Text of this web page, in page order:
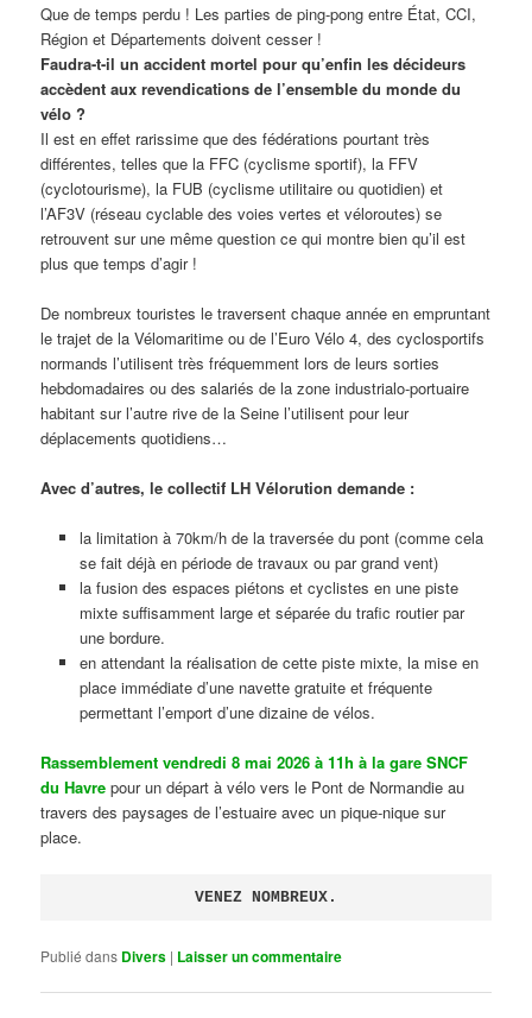
Que de temps perdu ! Les parties de ping-pong entre État, CCI,
Région et Départements doivent cesser !
Faudra-t-il un accident mortel pour qu’enfin les décideurs
accèdent aux revendications de l’ensemble du monde du
vélo ?
Il est en effet rarissime que des fédérations pourtant très
différentes, telles que la FFC (cyclisme sportif), la FFV
(cyclotourisme), la FUB (cyclisme utilitaire ou quotidien) et
l’AF3V (réseau cyclable des voies vertes et véloroutes) se
retrouvent sur une même question ce qui montre bien qu’il est
plus que temps d’agir !
De nombreux touristes le traversent chaque année en empruntant
le trajet de la Vélomaritime ou de l’Euro Vélo 4, des cyclosportifs
normands l’utilisent très fréquemment lors de leurs sorties
hebdomadaires ou des salariés de la zone industrialo-portuaire
habitant sur l’autre rive de la Seine l’utilisent pour leur
déplacements quotidiens…
Avec d’autres, le collectif LH Vélorution demande :
la limitation à 70km/h de la traversée du pont (comme cela
se fait déjà en période de travaux ou par grand vent)
la fusion des espaces piétons et cyclistes en une piste
mixte suffisamment large et séparée du trafic routier par
une bordure.
en attendant la réalisation de cette piste mixte, la mise en
place immédiate d’une navette gratuite et fréquente
permettant l’emport d’une dizaine de vélos.
Rassemblement vendredi 8 mai 2026 à 11h à la gare SNCF
du Havre pour un départ à vélo vers le Pont de Normandie au
travers des paysages de l’estuaire avec un pique-nique sur
place.
VENEZ NOMBREUX.
Publié dans Divers | Laisser un commentaire